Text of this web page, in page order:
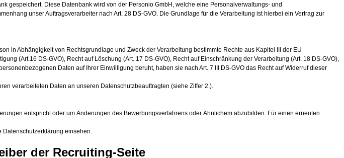
gespeichert. Diese Datenbank wird von der Personio GmbH, welche eine Personalverwaltungs- und
unser Auftragsverarbeiter nach Art. 28 DS-GVO. Die Grundlage für die Verarbeitung ist hierbei ein Vertrag zur
in Abhängigkeit von Rechtsgrundlage und Zweck der Verarbeitung bestimmte Rechte aus Kapitel III der EU
(Art.16 DS-GVO), Recht auf Löschung (Art. 17 DS-GVO), Recht auf Einschränkung der Verarbeitung (Art. 18 DS-GVO),
Daten auf Ihrer Einwilligung beruht, haben sie nach Art. 7 III DS-GVO das Recht auf Widerruf dieser
verarbeiteten Daten an unseren Datenschutzbeauftragten (siehe Ziffer 2.).
entspricht oder um Änderungen des Bewerbungsverfahrens oder Ähnlichem abzubilden. Für einen erneuten
Datenschutzerklärung einsehen.
der Recruiting-Seite